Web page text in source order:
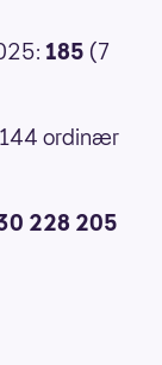
185 (7
ordinær
228 205